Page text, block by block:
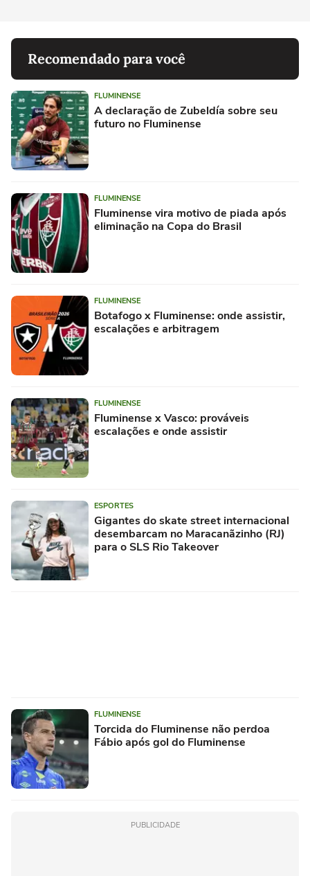
Recomendado para você
FLUMINENSE
A declaração de Zubeldía sobre seu
futuro no Fluminense
FLUMINENSE
Fluminense vira motivo de piada após
eliminação na Copa do Brasil
FLUMINENSE
Botafogo x Fluminense: onde assistir,
escalações e arbitragem
FLUMINENSE
Fluminense x Vasco: prováveis
escalações e onde assistir
ESPORTES
Gigantes do skate street internacional
desembarcam no Maracanãzinho (RJ)
para o SLS Rio Takeover
FLUMINENSE
Torcida do Fluminense não perdoa
Fábio após gol do Fluminense
PUBLICIDADE